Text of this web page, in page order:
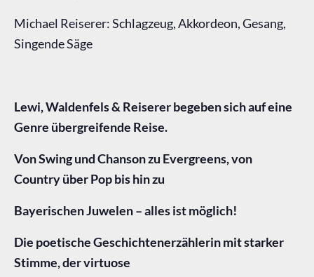
Michael Reiserer: Schlagzeug, Akkordeon, Gesang,
Singende Säge
Lewi, Waldenfels & Reiserer begeben sich auf eine
Genre übergreifende Reise.
Von Swing und Chanson zu Evergreens, von
Country über Pop bis hin zu
Bayerischen Juwelen – alles ist möglich!
Die poetische Geschichtenerzählerin mit starker
Stimme, der virtuose